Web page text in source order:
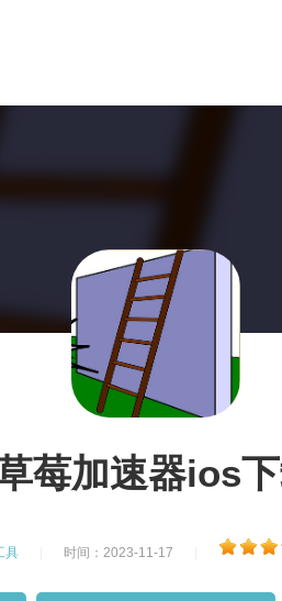
莓加速器ios
具 时间：2023-11-17